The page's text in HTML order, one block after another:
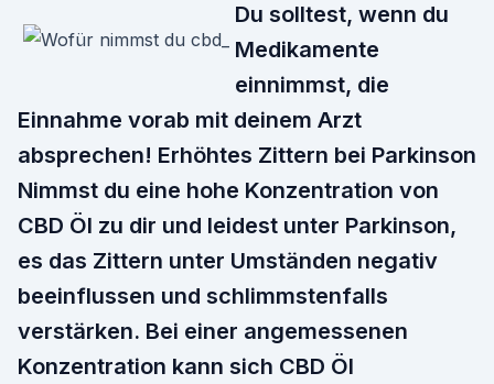
Du solltest, wenn du
Medikamente
einnimmst, die
Einnahme vorab mit deinem Arzt
absprechen! Erhöhtes Zittern bei Parkinson
Nimmst du eine hohe Konzentration von
CBD Öl zu dir und leidest unter Parkinson,
es das Zittern unter Umständen negativ
beeinflussen und schlimmstenfalls
verstärken. Bei einer angemessenen
Konzentration kann sich CBD Öl